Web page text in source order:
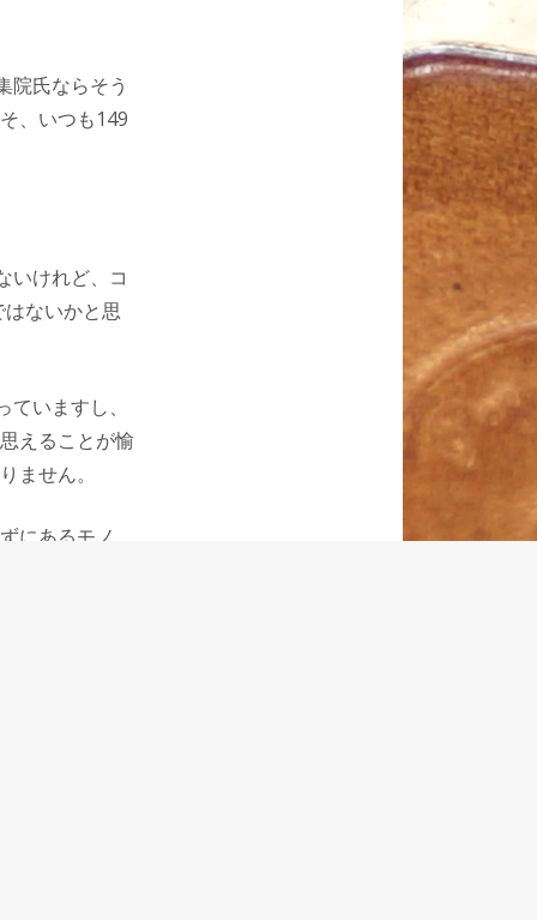
院氏ならそう
、いつも149
いけれど、コ
ないかと思
いますし、
えることが愉
ません。
にあるモノ